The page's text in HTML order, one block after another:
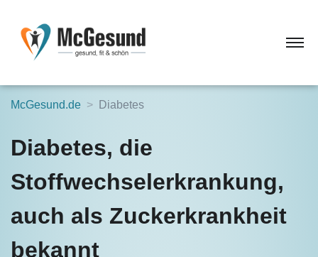
McGesund.de Diabetes
Diabetes, die
Stoffwechselerkrankung,
auch als Zuckerkrankheit
bekannt